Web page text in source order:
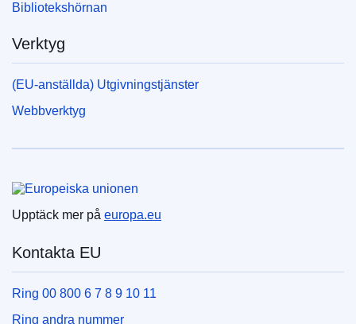
Bibliotekshörnan
Verktyg
(EU-anställda) Utgivningstjänster
Webbverktyg
Europeiska unionen
Upptäck mer på europa.eu
Kontakta EU
Ring 00 800 6 7 8 9 10 11
Ring andra nummer